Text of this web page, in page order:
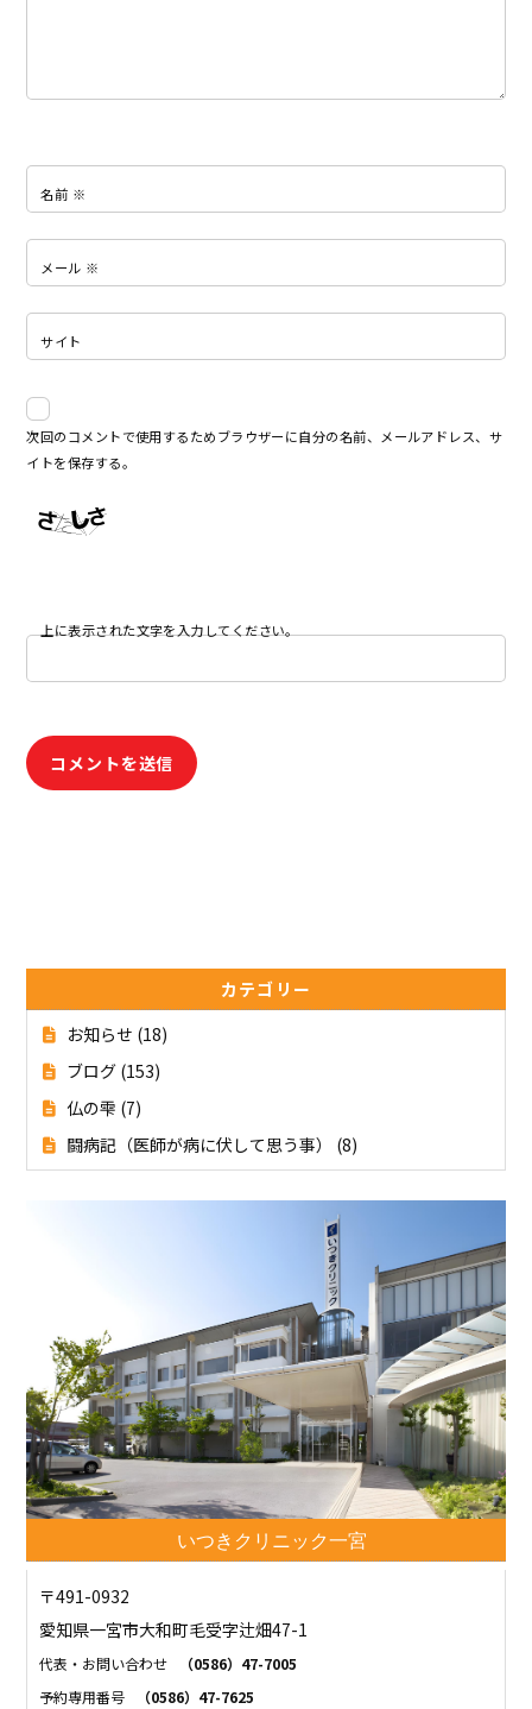
名前 ※
メール ※
サイト
次回のコメントで使用するためブラウザーに自分の名前、メールアドレス、サ
イトを保存する。
上に表示された文字を入力してください。
カテゴリー
お知らせ (18)
ブログ (153)
仏の雫 (7)
闘病記（医師が病に伏して思う事）
(8)
いつきクリニック一宮
〒491-0932
愛知県一宮市大和町毛受字辻畑47-1
代表・お問い合わせ
（0586）47-7005
予約専用番号
（0586）47-7625